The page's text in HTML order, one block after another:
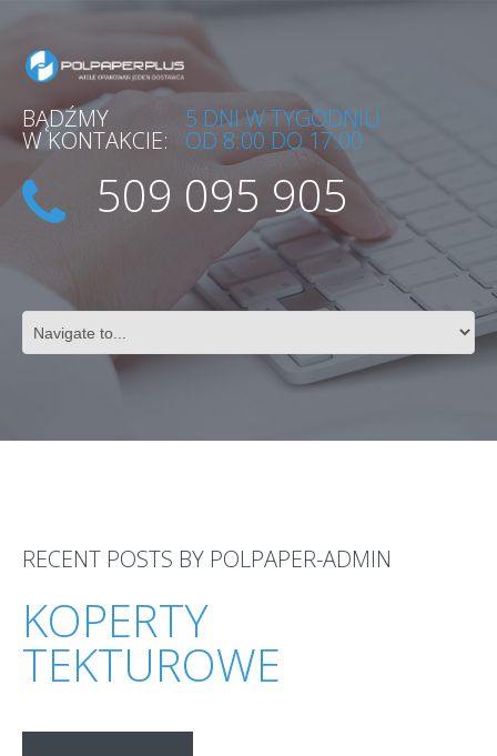
BĄDŹMY
W KONTAKCIE:
5 DNI W TYGODNIU
OD 8:00 DO 17:00
509 095 905
RECENT POSTS BY POLPAPER-ADMIN
KOPERTY
TEKTUROWE